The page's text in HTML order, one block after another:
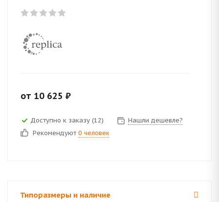
от 10 625 ₽
Доступно к заказу (12)
Нашли дешевле?
Рекомендуют 0 человек
Типоразмеры и наличие